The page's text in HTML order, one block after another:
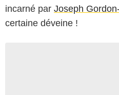
incarné par Joseph
certaine déveine !